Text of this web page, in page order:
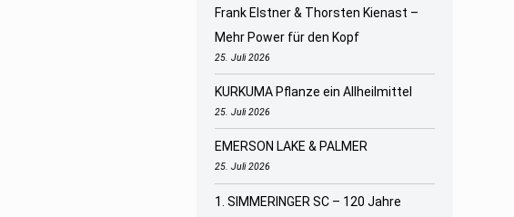
Frank Elstner & Thorsten Kienast –
Mehr Power für den Kopf
25. Juli 2026
KURKUMA Pflanze ein Allheilmittel
25. Juli 2026
EMERSON LAKE & PALMER
25. Juli 2026
1. SIMMERINGER SC – 120 Jahre